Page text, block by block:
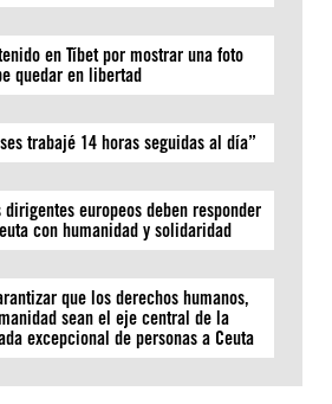
en Tíbet por mostrar una foto
quedar en libertad
trabajé 14 horas seguidas al día”
dirigentes europeos deben responder
con humanidad y solidaridad
que los derechos humanos,
sean el eje central de la
excepcional de personas a Ceuta